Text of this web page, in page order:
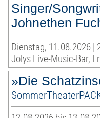
Singer/
Johnethen
Dienstag, 11.08.2026 |
Jolys Live-Music-Bar,
»Die